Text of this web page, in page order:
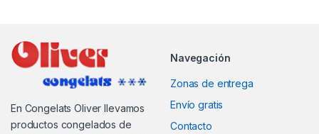
En Congelats Oliver llevamos
productos congelados de
Navegación
Zonas de entrega
Envío gratis
Contacto